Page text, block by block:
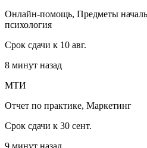
Онлайн-помощь, Предметы
психология
Срок сдачи к 10 авг.
8 минут назад
МТИ
Отчет по практике, Маркетинг
Срок сдачи к 30 сент.